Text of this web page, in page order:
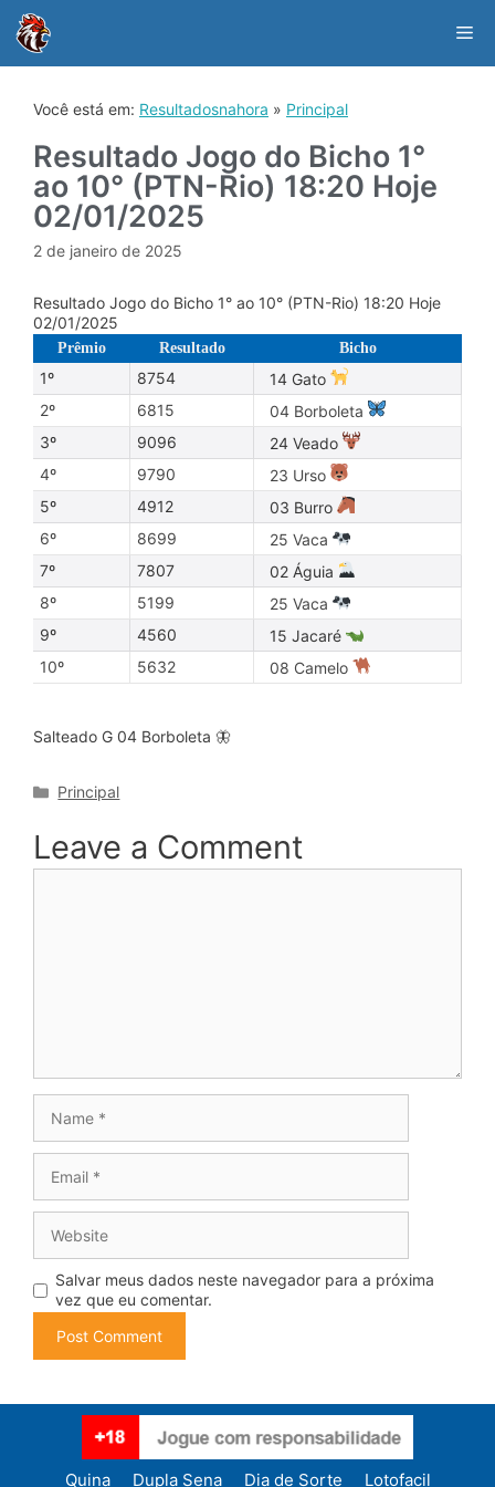
content
Você está em: Resultadosnahora » Principal
Resultado Jogo do Bicho 1°
ao 10° (PTN-Rio) 18:20 Hoje
02/01/2025
2 de janeiro de 2025
Resultado Jogo do Bicho 1° ao 10° (PTN-Rio) 18:20 Hoje
02/01/2025
Prêmio Resultado Bicho
1º 8754
14 Gato
2º
6815
04 Borboleta
3º
9096
24 Veado
4º
9790
23 Urso
5º
4912
03 Burro
6º
8699
25 Vaca
7º
7807
02 Águia
8º
5199
25 Vaca
9º
4560
15 Jacaré
10º
5632 08 Camelo
Salteado G 04 Borboleta 🦋
Categories
Principal
Leave a Comment
Salvar meus dados neste navegador para a próxima
vez que eu comentar.
Quina Dupla Sena Dia de Sorte Lotofacil